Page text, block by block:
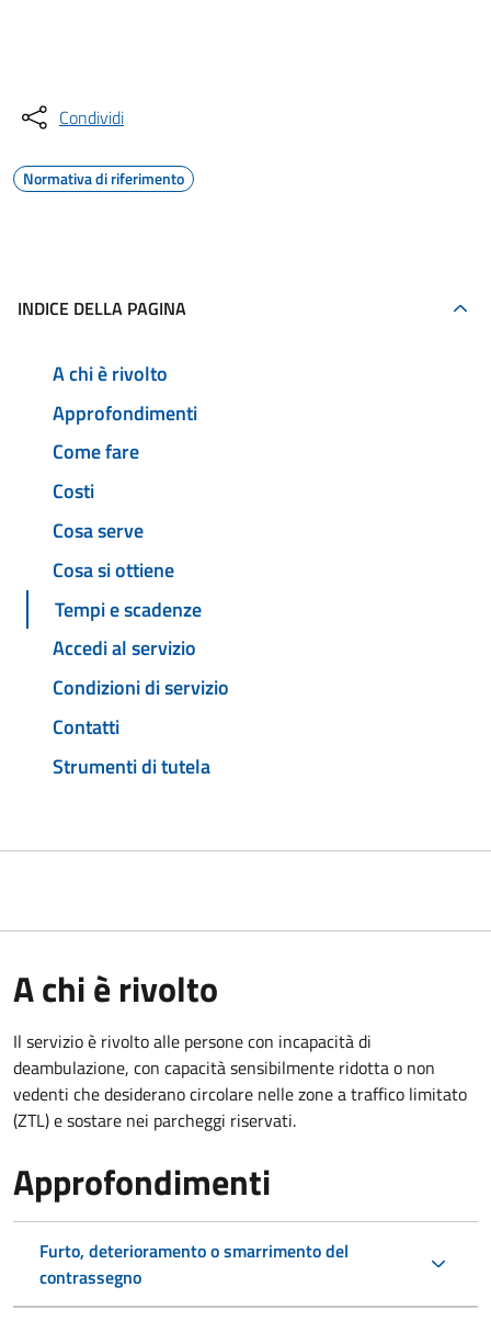
Condividi
Normativa di riferimento
INDICE DELLA PAGINA
A chi è rivolto
Approfondimenti
Come fare
Costi
Cosa serve
Cosa si ottiene
Tempi e scadenze
Accedi al servizio
Condizioni di servizio
Contatti
Strumenti di tutela
A chi è rivolto
Il servizio è rivolto alle persone con incapacità di
deambulazione, con capacità sensibilmente ridotta o non
vedenti che desiderano circolare nelle zone a traffico limitato
(ZTL) e sostare nei parcheggi riservati.
Approfondimenti
Furto, deterioramento o smarrimento del
contrassegno